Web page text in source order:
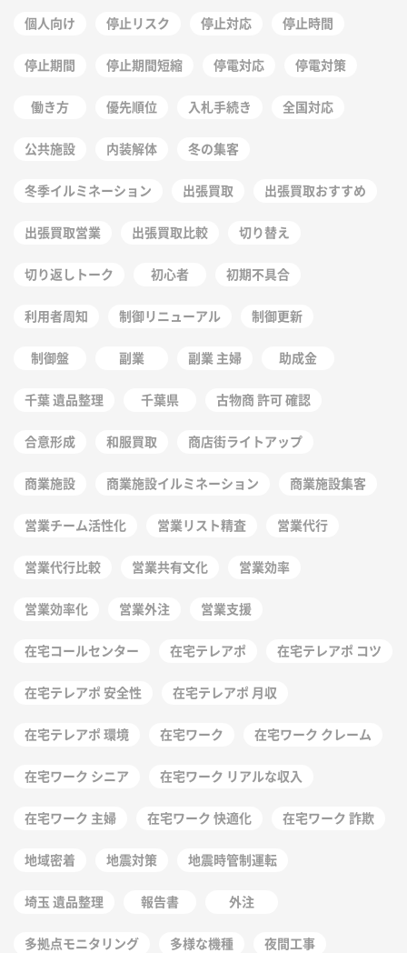
個人向け 停止リスク 停止対応 停止時間
停止期間 停止期間短縮 停電対応 停電対策
働き方 優先順位 入札手続き 全国対応
公共施設 内装解体 冬の集客
冬季イルミネーション 出張買取 出張買取おすすめ
出張買取営業 出張買取比較 切り替え
切り返しトーク 初心者 初期不具合
利用者周知 制御リニューアル 制御更新
制御盤 副業 副業 主婦 助成金
千葉 遺品整理 千葉県 古物商 許可 確認
合意形成 和服買取 商店街ライトアップ
商業施設 商業施設イルミネーション 商業施設集客
営業チーム活性化 営業リスト精査 営業代行
営業代行比較 営業共有文化 営業効率
営業効率化 営業外注 営業支援
在宅コールセンター 在宅テレアポ 在宅テレアポ コツ
在宅テレアポ 安全性 在宅テレアポ 月収
在宅テレアポ 環境 在宅ワーク 在宅ワーク クレーム
在宅ワーク シニア 在宅ワーク リアルな収入
在宅ワーク 主婦 在宅ワーク 快適化 在宅ワーク 詐欺
地域密着 地震対策 地震時管制運転
埼玉 遺品整理 報告書 外注
多拠点モニタリング 多様な機種 夜間工事